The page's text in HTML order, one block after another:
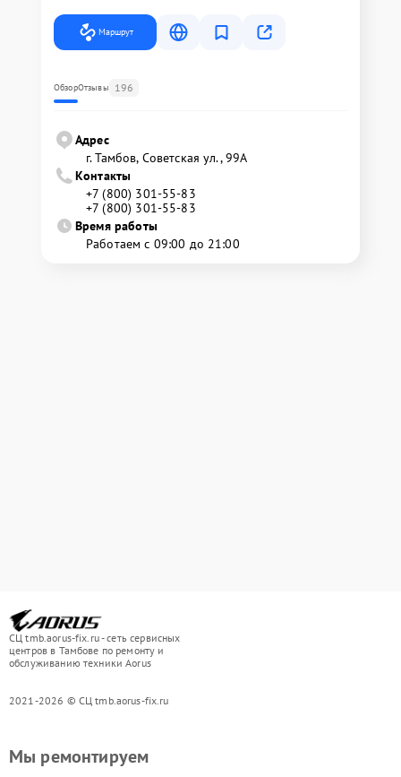
Маршрут
ОбзорОтзывы 196
Адрес
г. Тамбов, Советская ул., 99А
Контакты
+7 (800) 301-55-83
+7 (800) 301-55-83
Время работы
Работаем с 09:00 до 21:00
СЦ tmb.aorus-fix.ru - сеть сервисных
центров в Тамбове по ремонту и
обслуживанию техники Aorus
2021-2026 © СЦ tmb.aorus-fix.ru
Мы ремонтируем